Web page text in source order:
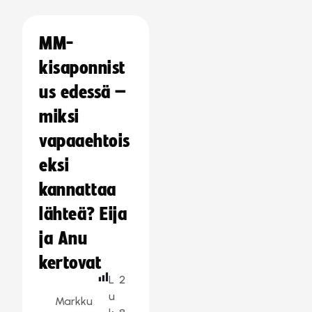
MM-
kisaponnist
us edessä –
miksi
vapaaehtois
eksi
kannattaa
lähteä? Eija
ja Anu
kertovat
Markku
L
u
2